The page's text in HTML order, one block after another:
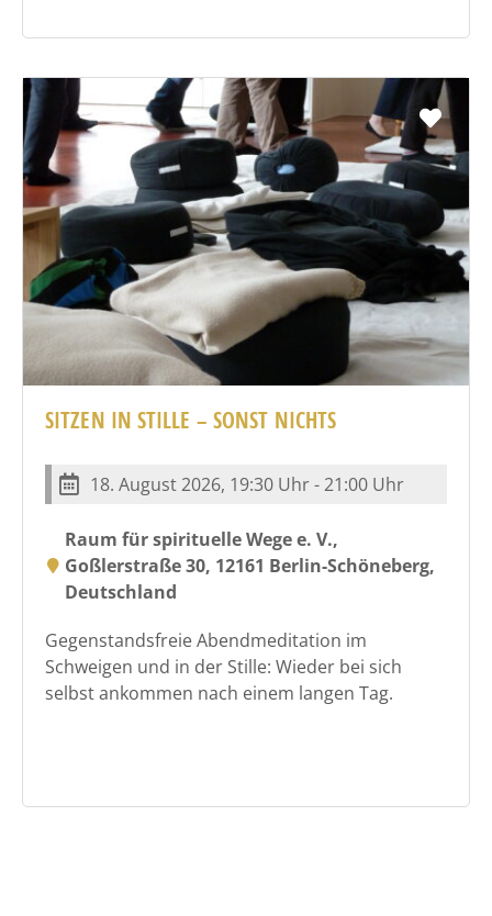
SITZEN IN STILLE – SONST NICHTS
18. August 2026, 19:30 Uhr - 21:00 Uhr
Raum für spirituelle Wege e. V.,
Goßlerstraße 30, 12161 Berlin-Schöneberg,
Deutschland
Gegenstandsfreie Abendmeditation im
Schweigen und in der Stille: Wieder bei sich
selbst ankommen nach einem langen Tag.